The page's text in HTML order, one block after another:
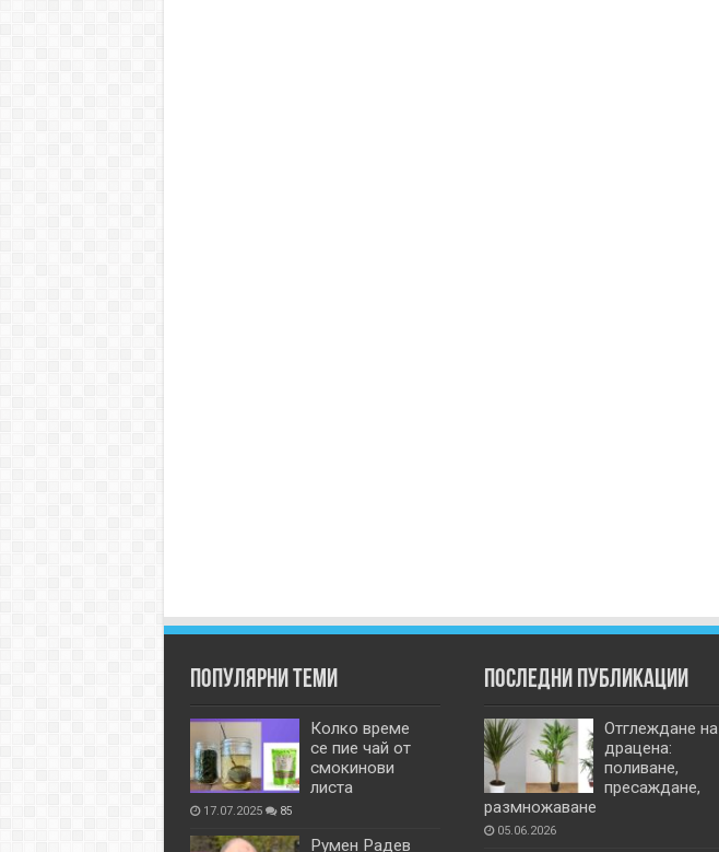
Популярни теми
Колко време
се пие чай от
смокинови
листа
17.07.2025 85
Румен Радев
Последни публикации
Отглеждане на
драцена:
поливане,
пресаждане,
размножаване
05.06.2026